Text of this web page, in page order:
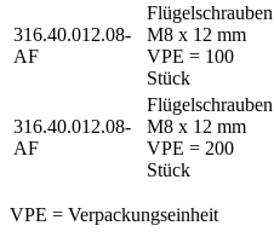
316.40.012.08-
AF
Flügelschrauben
M8 x 12 mm
VPE = 100
Stück
316.40.012.08-
AF
Flügelschrauben
M8 x 12 mm
VPE = 200
Stück
VPE = Verpackungseinheit